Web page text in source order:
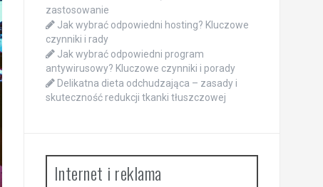
zastosowanie
Jak wybrać odpowiedni hosting? Kluczowe
czynniki i rady
Jak wybrać odpowiedni program
antywirusowy? Kluczowe czynniki i porady
Delikatna dieta odchudzająca – zasady i
skuteczność redukcji tkanki tłuszczowej
Internet i reklama